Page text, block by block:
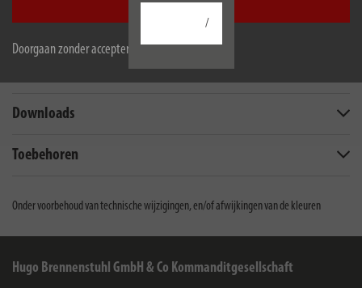
Doorgaan zonder accepteren
/
Downloads
Toebehoren
Onder voorbehoud van technische wijzigingen, en/of afwijkingen van de kleuren
Hugo Brennenstuhl GmbH & Co Kommanditgesellschaft